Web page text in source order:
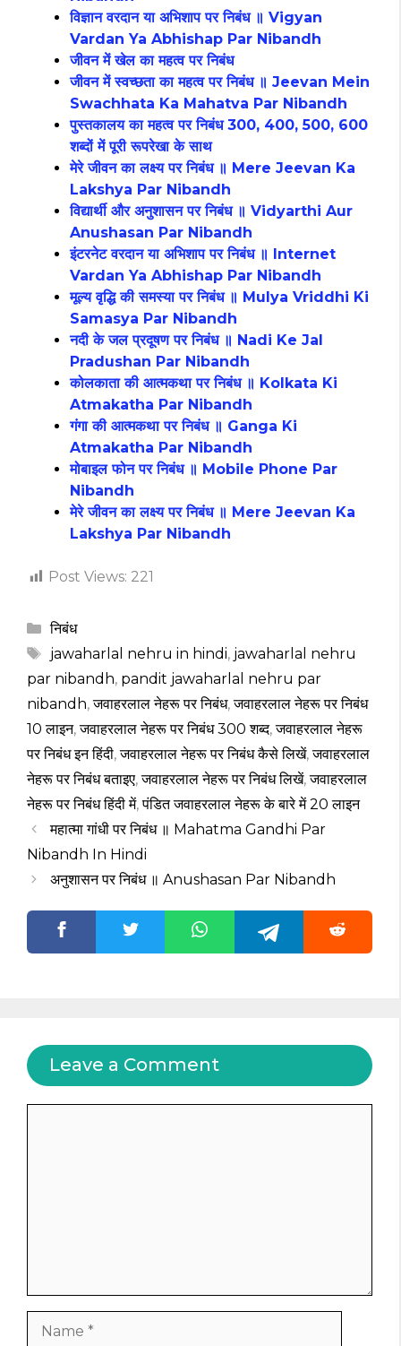
विज्ञान वरदान या अभिशाप पर निबंध ॥ Vigyan
Vardan Ya Abhishap Par Nibandh
जीवन में खेल का महत्व पर निबंध
जीवन में स्वच्छता का महत्व पर निबंध ॥ Jeevan Mein
Swachhata Ka Mahatva Par Nibandh
पुस्तकालय का महत्व पर निबंध 300, 400, 500, 600
शब्दों में पूरी रूपरेखा के साथ
मेरे जीवन का लक्ष्य पर निबंध ॥ Mere Jeevan Ka
Lakshya Par Nibandh
विद्यार्थी और अनुशासन पर निबंध ॥ Vidyarthi Aur
Anushasan Par Nibandh
इंटरनेट वरदान या अभिशाप पर निबंध ॥ Internet
Vardan Ya Abhishap Par Nibandh
मूल्य वृद्धि की समस्या पर निबंध ॥ Mulya Vriddhi Ki
Samasya Par Nibandh
नदी के जल प्रदूषण पर निबंध ॥ Nadi Ke Jal
Pradushan Par Nibandh
कोलकाता की आत्मकथा पर निबंध ॥ Kolkata Ki
Atmakatha Par Nibandh
गंगा की आत्मकथा पर निबंध ॥ Ganga Ki
Atmakatha Par Nibandh
मोबाइल फोन पर निबंध ॥ Mobile Phone Par
Nibandh
मेरे जीवन का लक्ष्य पर निबंध ॥ Mere Jeevan Ka
Lakshya Par Nibandh
Post Views: 221
Categories
निबंध
Tags
jawaharlal nehru in hindi, jawaharlal nehru
par nibandh, pandit jawaharlal nehru par
nibandh,जवाहरलाल नेहरू पर निबंध,जवाहरलाल नेहरू पर निबंध
10 लाइन,जवाहरलाल नेहरू पर निबंध 300 शब्द,जवाहरलाल नेहरू
पर निबंध इन हिंदी,जवाहरलाल नेहरू पर निबंध कैसे लिखें,जवाहरलाल
नेहरू पर निबंध बताइए,जवाहरलाल नेहरू पर निबंध लिखें,जवाहरलाल
नेहरू पर निबंध हिंदी में,पंडित जवाहरलाल नेहरू के बारे में 20 लाइन
महात्मा गांधी पर निबंध ॥ Mahatma Gandhi Par
Nibandh In Hindi
अनुशासन पर निबंध ॥ Anushasan Par Nibandh
Leave a Comment